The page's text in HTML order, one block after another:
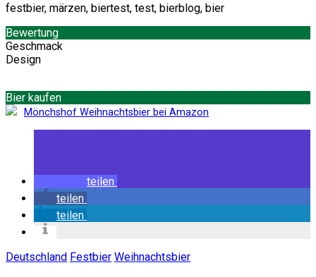
Bewertung
Geschmack
Design
Bier kaufen
Mönchshof Weihnachtsbier bei Amazon
teilen
teilen
teilen
Deutschland Festbier Weihnachtsbier